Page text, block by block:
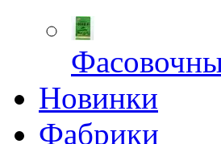
Новинки
Фабрики